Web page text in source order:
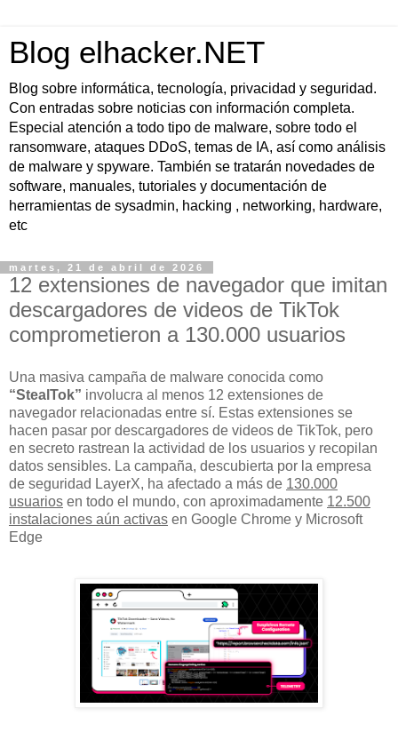
Blog elhacker.NET
Blog sobre informática, tecnología, privacidad y seguridad.
Con entradas sobre noticias con información completa.
Especial atención a todo tipo de malware, sobre todo el
ransomware, ataques DDoS, temas de IA, así como análisis
de malware y spyware. También se tratarán novedades de
software, manuales, tutoriales y documentación de
herramientas de sysadmin, hacking , networking, hardware,
etc
martes, 21 de abril de 2026
12 extensiones de navegador que imitan
descargadores de videos de TikTok
comprometieron a 130.000 usuarios
Una masiva campaña de malware conocida como
“StealTok” involucra al menos 12 extensiones de
navegador relacionadas entre sí. Estas extensiones se
hacen pasar por descargadores de videos de TikTok, pero
en secreto rastrean la actividad de los usuarios y recopilan
datos sensibles. La campaña, descubierta por la empresa
de seguridad LayerX, ha afectado a más de 130.000
usuarios en todo el mundo, con aproximadamente 12.500
instalaciones aún activas en Google Chrome y Microsoft
Edge